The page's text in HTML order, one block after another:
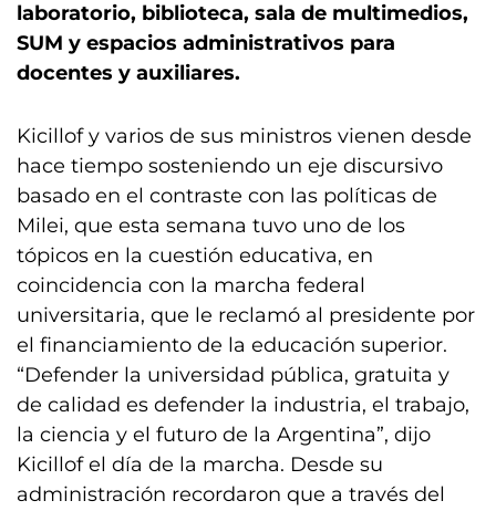
laboratorio, biblioteca, sala de multimedios,
SUM y espacios administrativos para
docentes y auxiliares.
Kicillof y varios de sus ministros vienen desde
hace tiempo sosteniendo un eje discursivo
basado en el contraste con las políticas de
Milei, que esta semana tuvo uno de los
tópicos en la cuestión educativa, en
coincidencia con la marcha federal
universitaria, que le reclamó al presidente por
el financiamiento de la educación superior.
“Defender la universidad pública, gratuita y
de calidad es defender la industria, el trabajo,
la ciencia y el futuro de la Argentina”, dijo
Kicillof el día de la marcha. Desde su
administración recordaron que a través del